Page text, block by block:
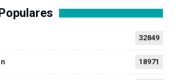
32849
18971